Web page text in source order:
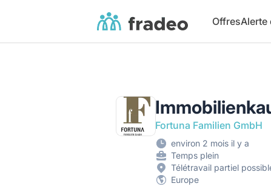
Fradeo OffresAlerte
Fortuna Familien GmbH
environ 2 mois il y a
Temps plein
Télétravail partiel
Europe